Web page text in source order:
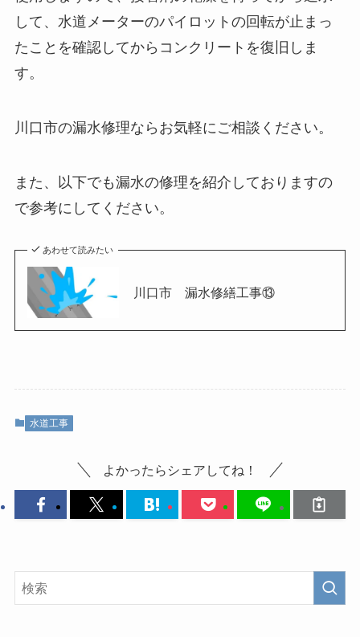
して、水道メーターのパイロットの回転が止まっ
たことを確認してからコンクリートを復旧しま
す。
川口市の漏水修理ならお気軽にご相談ください。
また、以下でも漏水の修理を紹介しておりますの
で参考にしてください。
あわせて読みたい
川口市 漏水修繕工事⑬
水道工事
よかったらシェアしてね！